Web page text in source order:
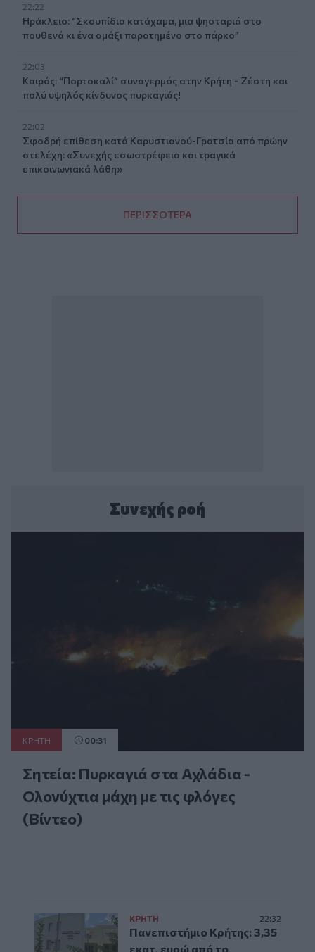
22:22
Ηράκλειο: “Σκουπίδια κατάχαμα, μια ψησταριά στο
πουθενά κι ένα αμάξι παρατημένο στο πάρκο”
22:03
Καιρός: “Πορτοκαλί” συναγερμός στην Κρήτη - Ζέστη και
πολύ υψηλός κίνδυνος πυρκαγιάς!
22:02
Σφοδρή επίθεση κατά Καρυστιανού-Γρατσία από πρώην
στελέχη: «Συνεχής εσωστρέφεια και τραγικά
επικοινωνιακά λάθη»
ΠΕΡΙΣΣΟΤΕΡΑ
Συνεχής ροή
ΚΡΗΤΗ 00:31
Σητεία: Πυρκαγιά στα Αχλάδια -
Ολονύχτια μάχη με τις φλόγες
(Βίντεο)
ΚΡΗΤΗ 22:32
Πανεπιστήμιο Κρήτης: 3,35
εκατ. ευρώ από το